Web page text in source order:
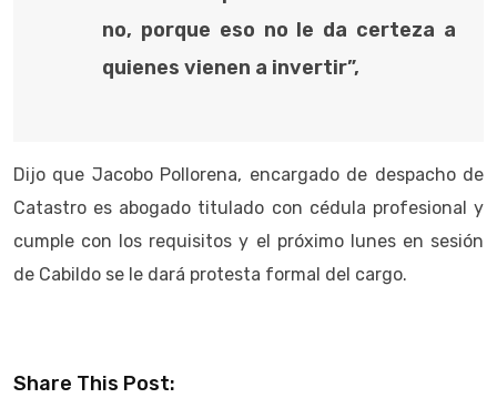
no, porque eso no le da certeza a
quienes vienen a invertir”,
Dijo que Jacobo Pollorena, encargado de despacho de
Catastro es abogado titulado con cédula profesional y
cumple con los requisitos y el próximo lunes en sesión
de Cabildo se le dará protesta formal del cargo.
Share This Post: